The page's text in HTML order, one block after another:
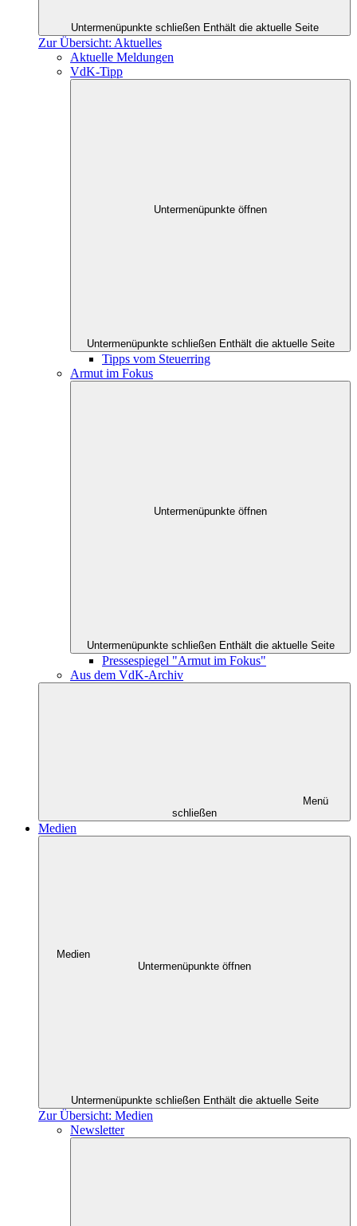
Untermenüpunkte schließen Enthält die aktuelle Seite
Zur Übersicht: Aktuelles
Aktuelle Meldungen
VdK-Tipp
Untermenüpunkte öffnen
Untermenüpunkte schließen Enthält die aktuelle Seite
Tipps vom Steuerring
Armut im Fokus
Untermenüpunkte öffnen
Untermenüpunkte schließen Enthält die aktuelle Seite
Pressespiegel "Armut im Fokus"
Aus dem VdK-Archiv
Menü
schließen
Medien
Medien
Untermenüpunkte öffnen
Untermenüpunkte schließen Enthält die aktuelle Seite
Zur Übersicht: Medien
Newsletter